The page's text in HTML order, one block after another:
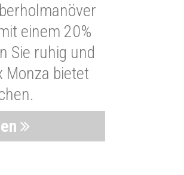
einem 20%
Sie ruhig und
Monza bietet